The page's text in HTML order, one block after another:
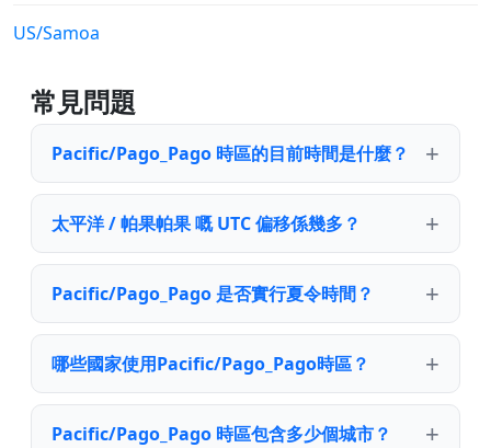
US/Samoa
常見問題
Pacific/Pago_Pago 時區的目前時間是什麼？
太平洋 / 帕果帕果 嘅 UTC 偏移係幾多？
Pacific/Pago_Pago 是否實行夏令時間？
哪些國家使用Pacific/Pago_Pago時區？
Pacific/Pago_Pago 時區包含多少個城市？